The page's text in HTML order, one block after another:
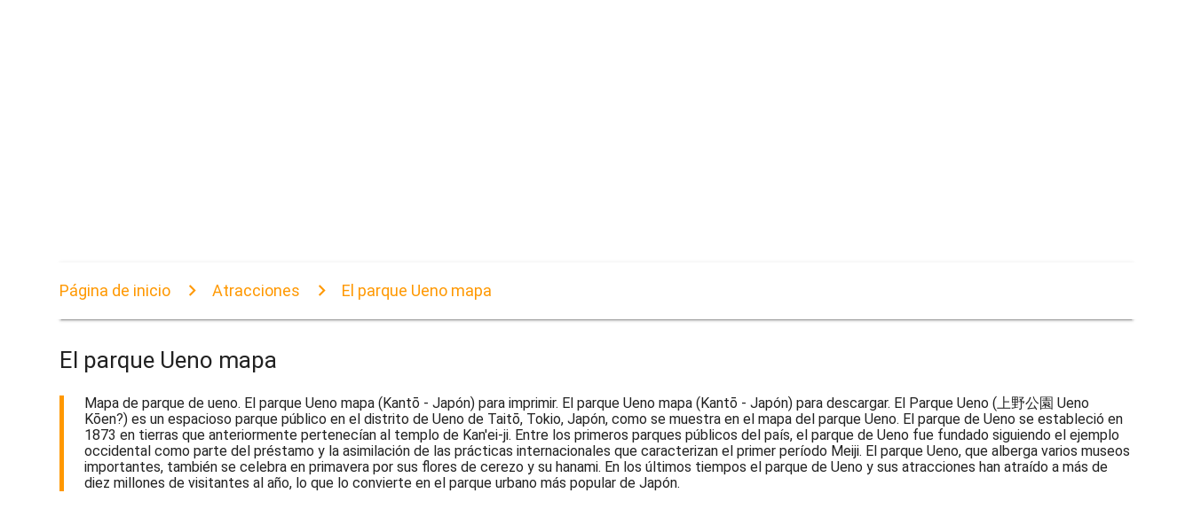
Página de inicio Atracciones El parque Ueno mapa
El parque Ueno mapa
Mapa de parque de ueno. El parque Ueno mapa (Kantō - Japón) para imprimir. El parque Ueno mapa (Kantō - Japón) para descargar. El Parque Ueno (上野公園 Ueno
Kōen?) es un espacioso parque público en el distrito de Ueno de Taitō, Tokio, Japón, como se muestra en el mapa del parque Ueno. El parque de Ueno se estableció en
1873 en tierras que anteriormente pertenecían al templo de Kan'ei-ji. Entre los primeros parques públicos del país, el parque de Ueno fue fundado siguiendo el ejemplo
occidental como parte del préstamo y la asimilación de las prácticas internacionales que caracterizan el primer período Meiji. El parque Ueno, que alberga varios museos
importantes, también se celebra en primavera por sus flores de cerezo y su hanami. En los últimos tiempos el parque de Ueno y sus atracciones han atraído a más de
diez millones de visitantes al año, lo que lo convierte en el parque urbano más popular de Japón.